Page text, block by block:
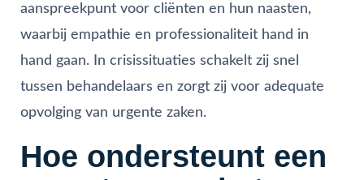
aanspreekpunt voor cliënten en hun naasten,
waarbij empathie en professionaliteit hand in
hand gaan. In crisissituaties schakelt zij snel
tussen behandelaars en zorgt zij voor adequate
opvolging van urgente zaken.
Hoe ondersteunt een